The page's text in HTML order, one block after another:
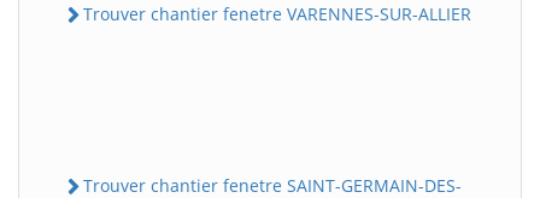
Trouver chantier fenetre VARENNES-SUR-ALLIER
Trouver chantier fenetre SAINT-GERMAIN-DES-